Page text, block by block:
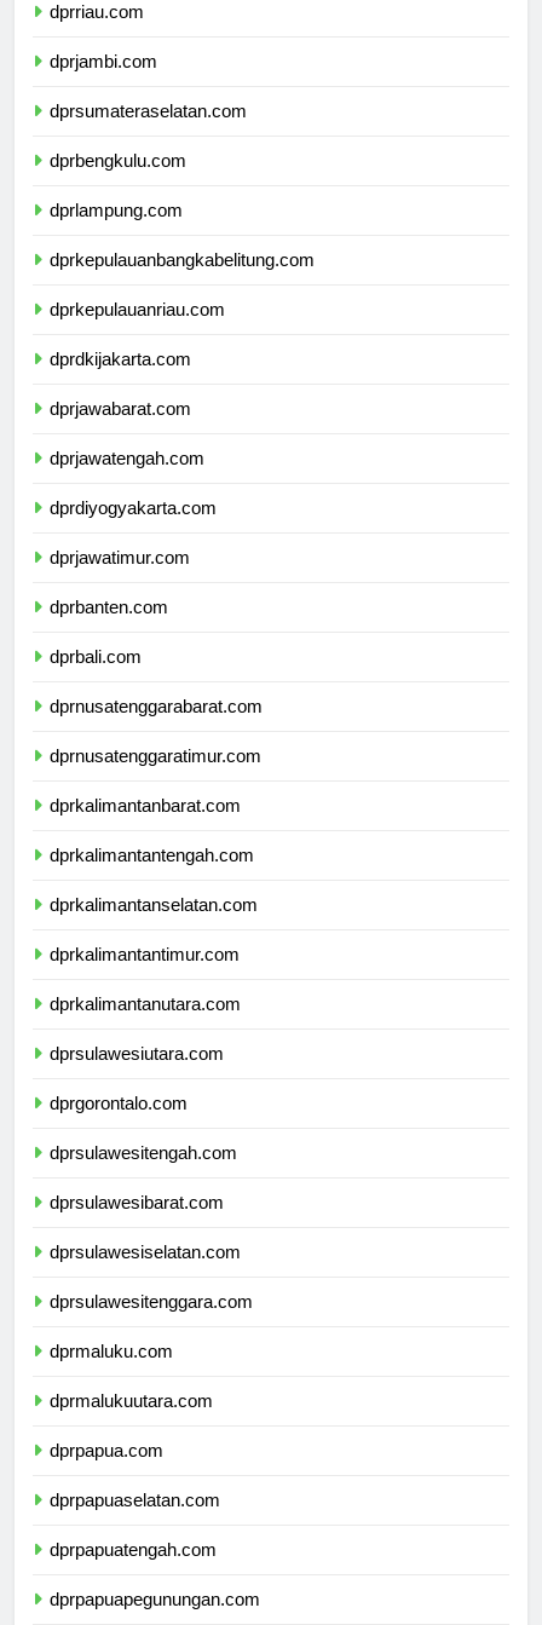
dprriau.com
dprjambi.com
dprsumateraselatan.com
dprbengkulu.com
dprlampung.com
dprkepulauanbangkabelitung.com
dprkepulauanriau.com
dprdkijakarta.com
dprjawabarat.com
dprjawatengah.com
dprdiyogyakarta.com
dprjawatimur.com
dprbanten.com
dprbali.com
dprnusatenggarabarat.com
dprnusatenggaratimur.com
dprkalimantanbarat.com
dprkalimantantengah.com
dprkalimantanselatan.com
dprkalimantantimur.com
dprkalimantanutara.com
dprsulawesiutara.com
dprgorontalo.com
dprsulawesitengah.com
dprsulawesibarat.com
dprsulawesiselatan.com
dprsulawesitenggara.com
dprmaluku.com
dprmalukuutara.com
dprpapua.com
dprpapuaselatan.com
dprpapuatengah.com
dprpapuapegunungan.com